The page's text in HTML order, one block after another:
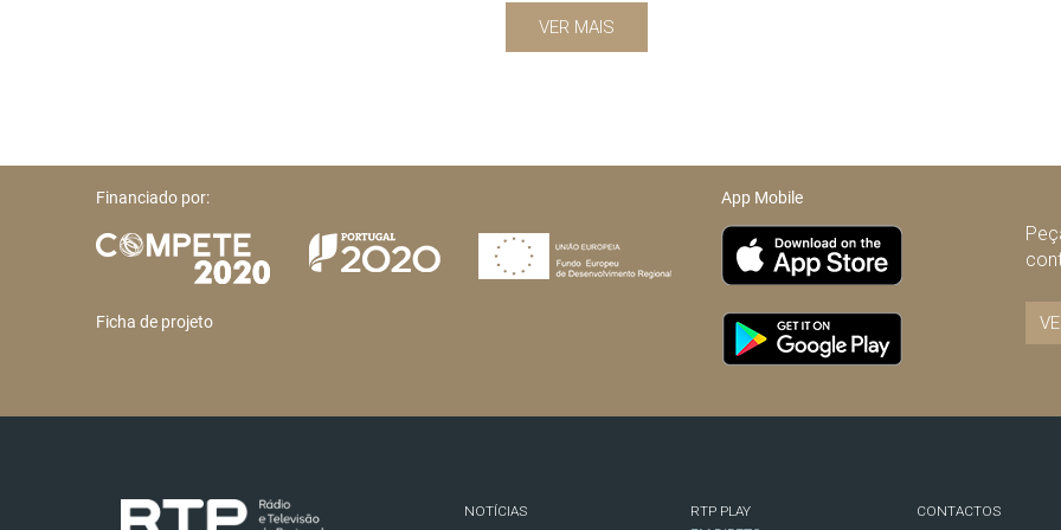
VER MAIS
Financiado por:
Ficha de projeto
App Mobile
NOTÍCIAS
RTP PLAY
CONTACTOS